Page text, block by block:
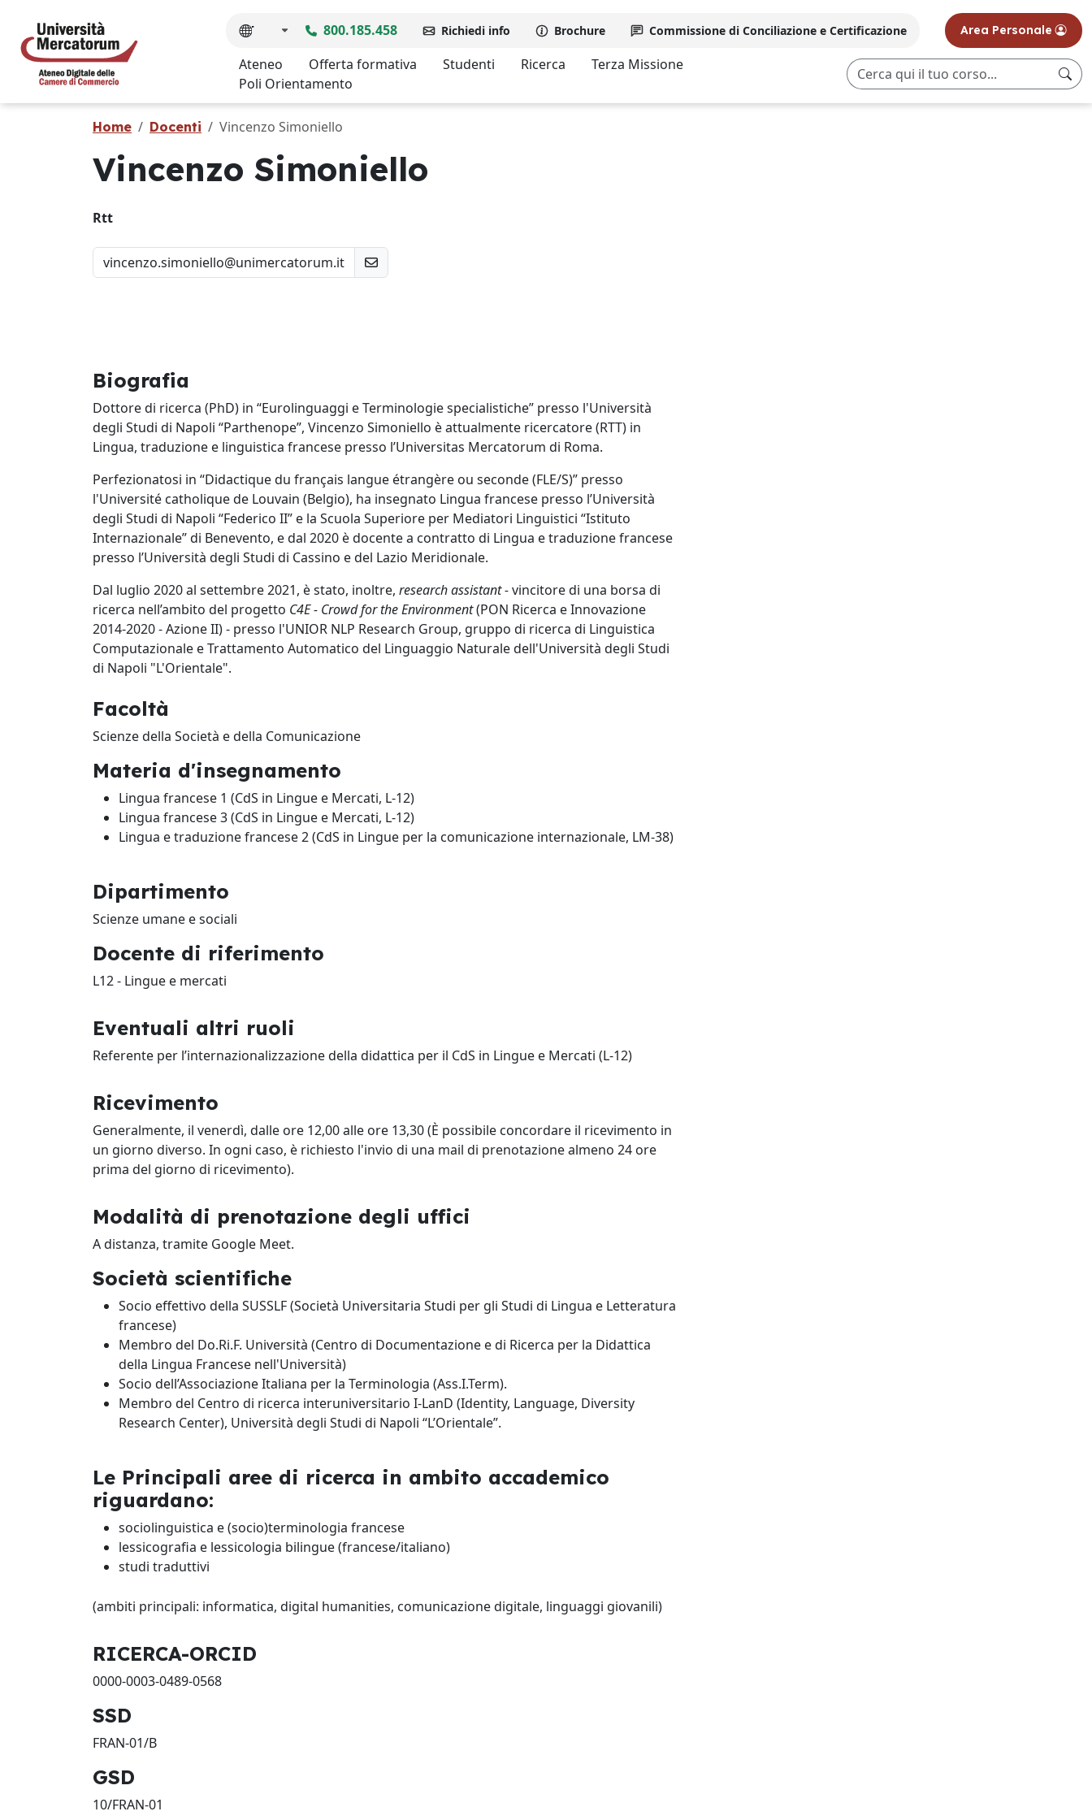
800.185.458 Richiedi info Brochure Commissione di Conciliazione e Certificazione Area Personale
Ateneo Offerta formativa Studenti Ricerca
Terza Missione
Poli Orientamento
Home Docenti Vincenzo Simoniello
Vincenzo Simoniello
Rtt
vincenzo.simoniello@unimercatorum.it
Biografia
Dottore di ricerca (PhD) in “Eurolinguaggi e Terminologie specialistiche” presso l'Università
degli Studi di Napoli “Parthenope”, Vincenzo Simoniello è attualmente ricercatore (RTT) in
Lingua, traduzione e linguistica francese presso l’Universitas Mercatorum di Roma.
Perfezionatosi in “Didactique du français langue étrangère ou seconde (FLE/S)” presso
l'Université catholique de Louvain (Belgio), ha insegnato Lingua francese presso l’Università
degli Studi di Napoli “Federico II” e la Scuola Superiore per Mediatori Linguistici “Istituto
Internazionale” di Benevento, e dal 2020 è docente a contratto di Lingua e traduzione francese
presso l’Università degli Studi di Cassino e del Lazio Meridionale.
Dal luglio 2020 al settembre 2021, è stato, inoltre, research assistant -vincitore di una borsa di
ricerca nell’ambito del progetto C4E - Crowd for the Environment(PON Ricerca e Innovazione
2014-2020 - Azione II) - presso l'UNIOR NLP Research Group, gruppo di ricerca di Linguistica
Computazionale e Trattamento Automatico del Linguaggio Naturale dell'Università degli Studi
di Napoli "L'Orientale".
Facoltà
Scienze della Società e della Comunicazione
Materia d'insegnamento
Lingua francese 1 (CdS in Lingue e Mercati, L-12)
Lingua francese 3 (CdS in Lingue e Mercati, L-12)
Lingua e traduzione francese 2 (CdS in Lingue per la comunicazione internazionale, LM-38)
Dipartimento
Scienze umane e sociali
Docente di riferimento
L12 - Lingue e mercati
Eventuali altri ruoli
Referente per l’internazionalizzazione della didattica per il CdS in Lingue e Mercati (L-12)
Ricevimento
Generalmente, il venerdì, dalle ore 12,00 alle ore 13,30 (È possibile concordare il ricevimento in
un giorno diverso. In ogni caso, è richiesto l'invio di una mail di prenotazione almeno 24 ore
prima del giorno di ricevimento).
Modalità di prenotazione degli uffici
A distanza, tramite Google Meet.
Società scientifiche
Socio effettivo della SUSSLF (Società Universitaria Studi per gli Studi di Lingua e Letteratura
francese)
Membro del Do.Ri.F. Università (Centro di Documentazione e di Ricerca per la Didattica
della Lingua Francese nell'Università)
Socio dell’Associazione Italiana per la Terminologia (Ass.I.Term).
Membro del Centro di ricerca interuniversitario I-LanD (Identity, Language, Diversity
Research Center), Università degli Studi di Napoli “L’Orientale”.
Le Principali aree di ricerca in ambito accademico
riguardano:
sociolinguistica e (socio)terminologia francese
lessicografia e lessicologia bilingue (francese/italiano)
studi traduttivi
(ambiti principali: informatica, digital humanities, comunicazione digitale, linguaggi giovanili)
RICERCA-ORCID
0000-0003-0489-0568
SSD
FRAN-01/B
GSD
10/FRAN-01